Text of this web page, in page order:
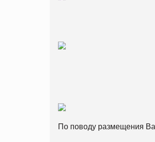
По поводу размещения